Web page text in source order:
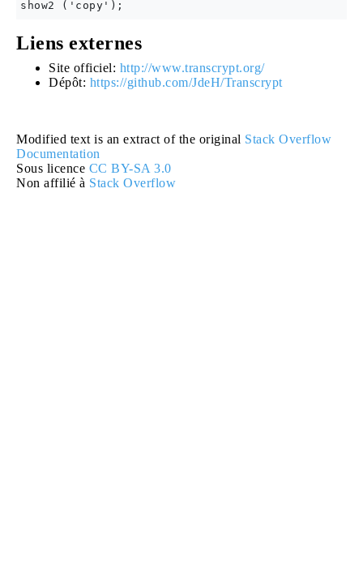
Liens externes
Site officiel: http://www.transcrypt.org/
Dépôt: https://github.com/JdeH/Transcrypt
Modified text is an extract of the original Stack Overflow
Documentation
Sous licence CC BY-SA 3.0
Non affilié à Stack Overflow